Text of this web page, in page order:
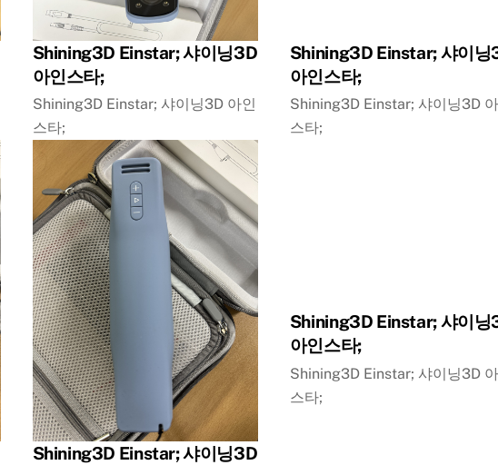
Shining3D Einstar; 샤이닝3D
아인스타;
Shining3D Einstar; 샤이닝3D 아인
스타;
Shining3D Einstar; 샤이닝3D
Shining3D Einstar; 샤이닝
아인스타;
Shining3D Einstar; 샤이닝3D
스타;
Shining3D Einstar; 샤이닝
아인스타;
Shining3D Einstar; 샤이닝3D
스타;